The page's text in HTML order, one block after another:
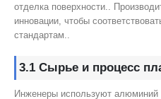
отделка поверхности..
инновации, чтобы
стандартам..
3.1 Сырье и процесс
Инженеры используют алюминий